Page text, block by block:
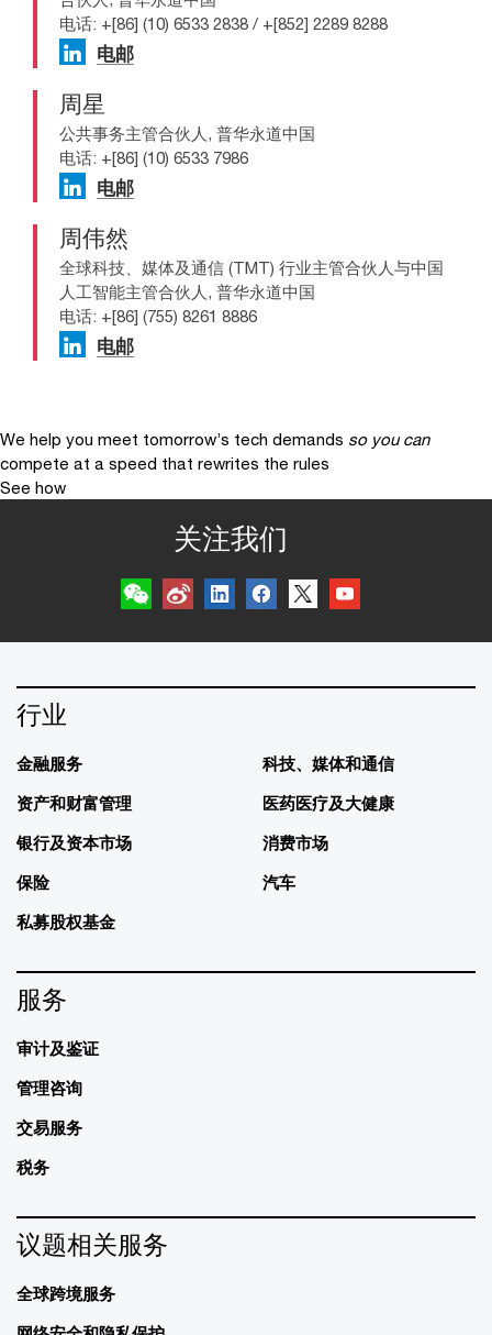
电话: +[86] (10) 6533 2838 / +[852] 2289 8288
电邮
周星
公共事务主管合伙人, 普华永道中国
电话: +[86] (10) 6533 7986
电邮
周伟然
全球科技、媒体及通信 (TMT) 行业主管合伙人与中国
人工智能主管合伙人, 普华永道中国
电话: +[86] (755) 8261 8886
电邮
We help you meet tomorrow’s tech demands so you can
compete at a speed that rewrites the rules
See how
关注我们
行业
金融服务
资产和财富管理
银行及资本市场
保险
私募股权基金
科技、媒体和通信
医药医疗及大健康
消费市场
汽车
服务
审计及鉴证
管理咨询
交易服务
税务
议题相关服务
全球跨境服务